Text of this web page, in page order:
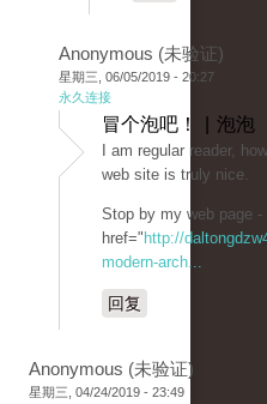
Anonymous (未验证)
星期三, 06/05/2019 - 20:27
永久连接
冒个泡吧！ | 泡泡
I am regular reader,
web site is truly nice.
Stop by my web page -
href=" http://
modern-arch...
回复
Anonymous (未验证)
星期三, 04/24/2019 - 23:49